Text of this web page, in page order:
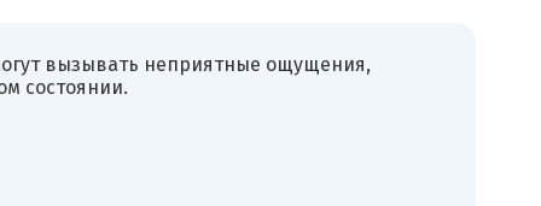
вызывать неприятные ощущения,
состоянии.